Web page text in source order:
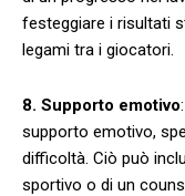
festeggiare i risultati
legami tra i giocatori.
8. Supporto emotivo
supporto emotivo,
difficoltà. Ciò può
⁢sportivo o di un